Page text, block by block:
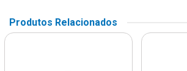
Produtos Relacionados